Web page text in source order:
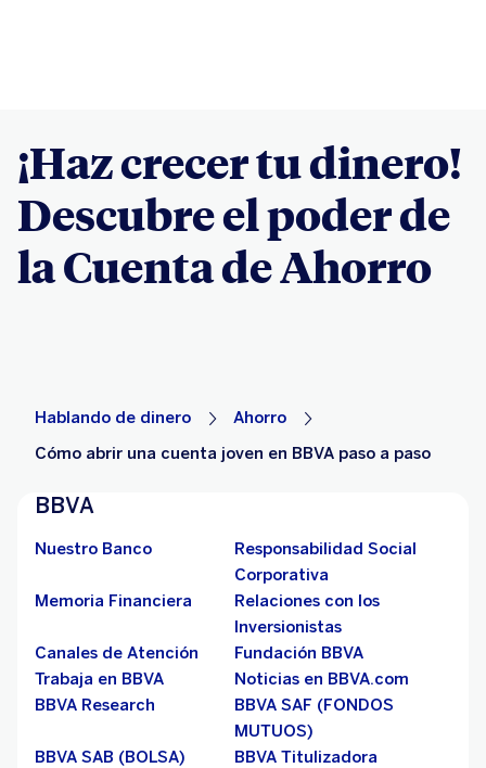
¡Haz crecer tu dinero!
Descubre el poder de
la Cuenta de Ahorro
Hablando de dinero
Ahorro
Cómo abrir una cuenta joven en BBVA paso a paso
BBVA
Nuestro Banco
Responsabilidad Social
Corporativa
Memoria Financiera
Relaciones con los
Inversionistas
Canales de Atención
Fundación BBVA
Trabaja en BBVA
Noticias en BBVA.com
BBVA Research
BBVA SAF (FONDOS
MUTUOS)
BBVA SAB (BOLSA)
BBVA Titulizadora